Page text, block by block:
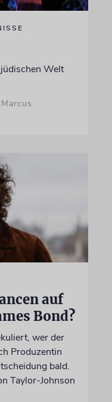
Welt
auf
Bond?
wer der
Produzentin
bald.
Taylor-Johnson